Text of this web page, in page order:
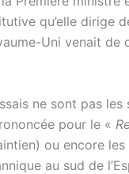
qu’elle dirige
Uni venait de
ne sont pas les
pour le «
ou encore
au sud de